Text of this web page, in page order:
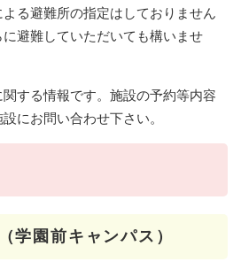
る避難所の指定はしておりません
避難していただいても構いませ
する情報です。施設の予約等内容
にお問い合わせ下さい。
学園前キャンパス）